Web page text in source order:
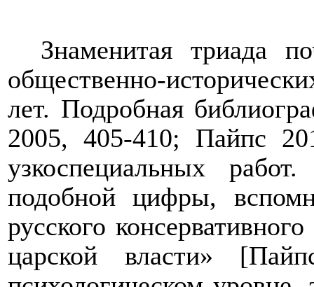
Знаменитая триада
общественно-
лет. Подробная
2005, 405-410; Пайпс
узкоспециальных
подобной цифры,
русского
царской власти»